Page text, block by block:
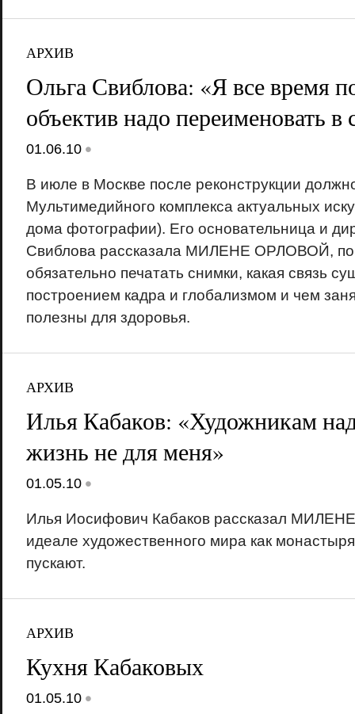
АРХИВ
Ольга Свиблова: «Я все время
объектив надо переименовать в
01.06.10 •
В июле в Москве после реконструкции
Мультимедийного комплекса актуальных
дома фотографии). Его основательница и
Свиблова рассказала МИЛЕНЕ ОРЛОВОЙ,
обязательно печатать снимки, какая связь
построением кадра и глобализмом и чем
полезны для здоровья.
АРХИВ
Илья Кабаков: «Художникам
жизнь не для меня»
01.05.10 •
Илья Иосифович Кабаков рассказал
идеале художественного мира как
пускают.
АРХИВ
Кухня Кабаковых
01.05.10 •